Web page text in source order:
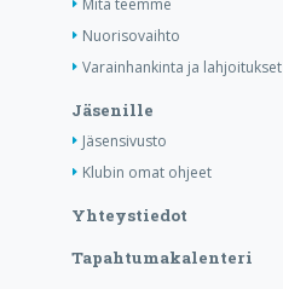
Mitä teemme
Nuorisovaihto
Varainhankinta ja lahjoitukset
Jäsenille
Jäsensivusto
Klubin omat ohjeet
Yhteystiedot
Tapahtumakalenteri